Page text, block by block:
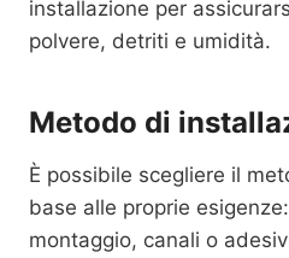
installazione per
polvere, detriti e umidità.
Metodo di
È possibile scegliere il
base alle proprie
montaggio, canali o